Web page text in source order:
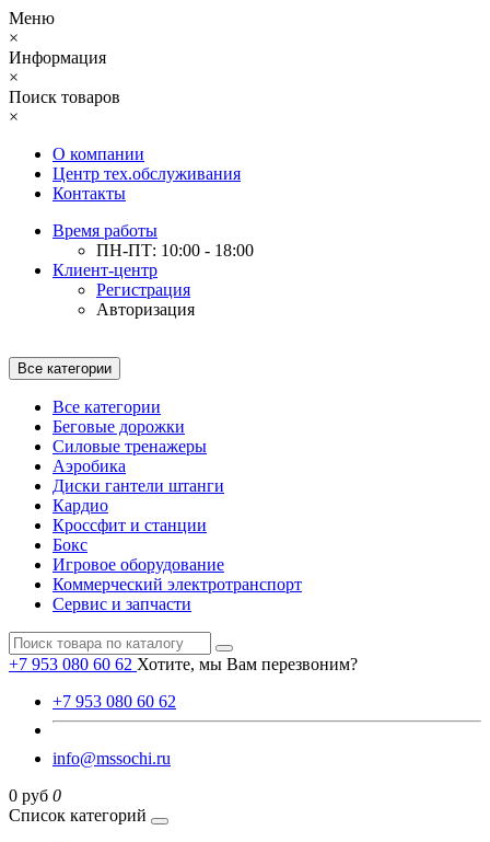
Меню
×
Информация
×
Поиск товаров
×
О компании
Центр тех.обслуживания
Контакты
Время работы
ПН-ПТ: 10:00 - 18:00
Клиент-центр
Регистрация
Авторизация
Все категории
Все категории
Беговые дорожки
Силовые тренажеры
Аэробика
Диски гантели штанги
Кардио
Кроссфит и станции
Бокс
Игровое оборудование
Коммерческий электротранспорт
Сервис и запчасти
+7 953 080 60 62 Хотите, мы Вам перезвоним?
+7 953 080 60 62
info@mssochi.ru
0 руб 0
Список категорий